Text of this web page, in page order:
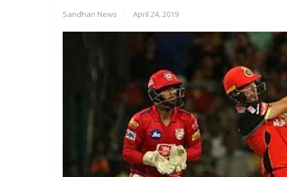
Sandhan News April 24, 2019